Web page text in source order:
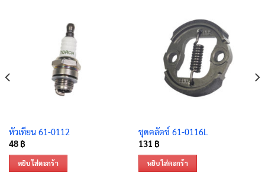
หัวเทียน 61-0112
48 ฿
หยิบใส่ตะกร้า
ชุดคลัตช์ 61-0116L
131 ฿
หยิบใส่ตะกร้า